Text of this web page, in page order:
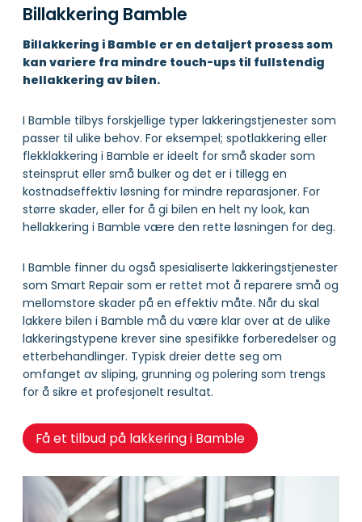
Billakkering Bamble
Billakkering i Bamble er en detaljert prosess som
kan variere fra mindre touch-ups til fullstendig
hellakkering av bilen.
I Bamble tilbys forskjellige typer lakkeringstjenester som
passer til ulike behov. For eksempel; spotlakkering eller
flekklakkering i Bamble er ideelt for små skader som
steinsprut eller små bulker og det er i tillegg en
kostnadseffektiv løsning for mindre reparasjoner. For
større skader, eller for å gi bilen en helt ny look, kan
hellakkering i Bamble være den rette løsningen for deg.
I Bamble finner du også spesialiserte lakkeringstjenester
som Smart Repair som er rettet mot å reparere små og
mellomstore skader på en effektiv måte. Når du skal
lakkere bilen i Bamble må du være klar over at de ulike
lakkeringstypene krever sine spesifikke forberedelser og
etterbehandlinger. Typisk dreier dette seg om
omfanget av sliping, grunning og polering som trengs
for å sikre et profesjonelt resultat.
Få et tilbud på lakkering i Bamble